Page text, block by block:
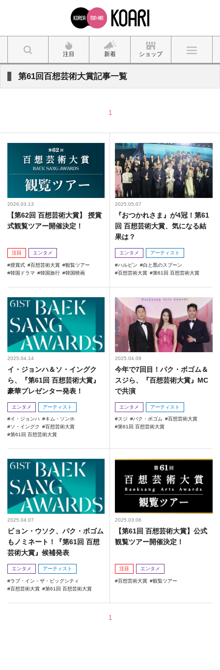
注目 新着 ショップ
第61回百想芸術大賞記事一覧
1
2026.03.13
【第62回 百想芸術大賞】 授賞
式観覧ツアー開催決定！
注目 エンタメ
授賞式 百想芸術大賞
観覧ツアー
韓国ドラマ
韓国旅行 韓国映画
2025.05.07
『おつかれさま』が4冠！第61
回 百想芸術大賞、気になる結
果は？
エンタメ アーティスト
ハルビン
白と黒のスプーン
百想芸術大賞
第61回 百想芸術大賞
2025.04.14
イ・ジョンハ＆ソ・イングク
ら、『第61回 百想芸術大賞』
豪華プレゼンター発表！
エンタメ アーティスト
イ・ジョンハ
キム・ソンホ
ソ・イングク
百想芸術大賞
第61回 百想芸術大賞
2025.04.09
今年で7回目！パク・ボゴム＆
スジら、『百想芸術大賞』MC
で共演
エンタメ アーティスト
スジ パク・ボゴム
百想芸術大賞
第61回 百想芸術大賞
2025.04.07
ビョン・ウソク、パク・ボゴム
もノミネート！『第61回 百想
芸術大賞』候補発表
エンタメ アーティスト
ラブ・イン・ザ・ビッグシティ
百想芸術大賞
第61回 百想芸術大賞
2025.03.06
【第61回 百想芸術大賞】公式
観覧ツアー開催決定！
注目 エンタメ
百想芸術大賞 観覧ツアー
1